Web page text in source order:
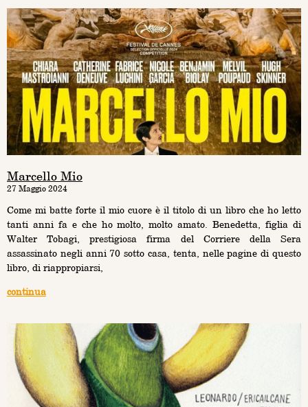
Marcello Mio
27 Maggio 2024
Come mi batte forte il mio cuore è il titolo di un libro che ho letto
tanti anni fa e che ho molto, molto amato. Benedetta, figlia di
Walter Tobagi, prestigiosa firma del Corriere della Sera
assassinato negli anni 70 sotto casa, tenta, nelle pagine di questo
libro, di riappropiarsi,
continua